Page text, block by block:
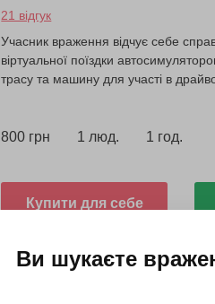
21 відгук
Учасник враження відчує себе
віртуальної поїздки
трасу та машину для участі в
800 грн 1 люд. 1 год.
Купити для себе
Ви шукаєте